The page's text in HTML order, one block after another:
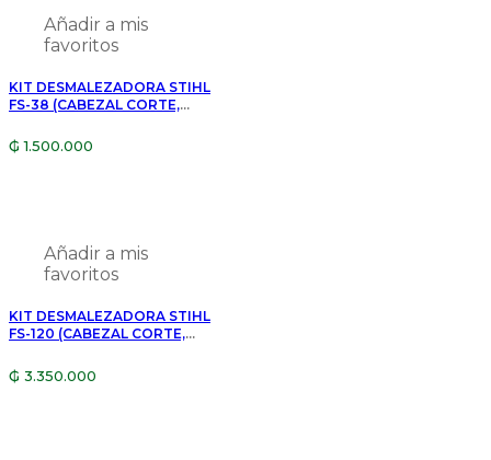
Añadir a mis
favoritos
KIT DESMALEZADORA STIHL
FS-38 (CABEZAL CORTE,
₲ 1.500.000
Añadir a mis
favoritos
KIT DESMALEZADORA STIHL
FS-120 (CABEZAL CORTE,
1/2)
₲ 3.350.000